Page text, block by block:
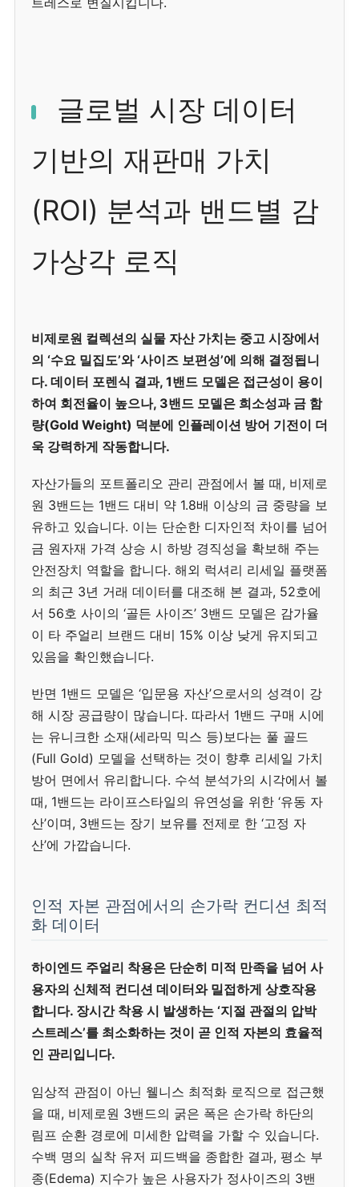
글로벌 시장 데이터
기반의 재판매 가치
(ROI) 분석과 밴드별 감
가상각 로직
비제로원 컬렉션의 실물 자산 가치는 중고 시장에서
의 ‘수요 밀집도’와 ‘사이즈 보편성’에 의해 결정됩니
다. 데이터 포렌식 결과, 1밴드 모델은 접근성이 용이
하여 회전율이 높으나, 3밴드 모델은 희소성과 금 함
량(Gold Weight) 덕분에 인플레이션 방어 기전이 더
욱 강력하게 작동합니다.
자산가들의 포트폴리오 관리 관점에서 볼 때, 비제로
원 3밴드는 1밴드 대비 약 1.8배 이상의 금 중량을 보
유하고 있습니다. 이는 단순한 디자인적 차이를 넘어
금 원자재 가격 상승 시 하방 경직성을 확보해 주는
안전장치 역할을 합니다. 해외 럭셔리 리세일 플랫폼
의 최근 3년 거래 데이터를 대조해 본 결과, 52호에
서 56호 사이의 ‘골든 사이즈’ 3밴드 모델은 감가율
이 타 주얼리 브랜드 대비 15% 이상 낮게 유지되고
있음을 확인했습니다.
반면 1밴드 모델은 ‘입문용 자산’으로서의 성격이 강
해 시장 공급량이 많습니다. 따라서 1밴드 구매 시에
는 유니크한 소재(세라믹 믹스 등)보다는 풀 골드
(Full Gold) 모델을 선택하는 것이 향후 리세일 가치
방어 면에서 유리합니다. 수석 분석가의 시각에서 볼
때, 1밴드는 라이프스타일의 유연성을 위한 ‘유동 자
산’이며, 3밴드는 장기 보유를 전제로 한 ‘고정 자
산’에 가깝습니다.
인적 자본 관점에서의 손가락 컨디션 최적
화 데이터
하이엔드 주얼리 착용은 단순히 미적 만족을 넘어 사
용자의 신체적 컨디션 데이터와 밀접하게 상호작용
합니다. 장시간 착용 시 발생하는 ‘지절 관절의 압박
스트레스’를 최소화하는 것이 곧 인적 자본의 효율적
인 관리입니다.
임상적 관점이 아닌 웰니스 최적화 로직으로 접근했
을 때, 비제로원 3밴드의 굵은 폭은 손가락 하단의
림프 순환 경로에 미세한 압력을 가할 수 있습니다.
수백 명의 실착 유저 피드백을 종합한 결과, 평소 부
종(Edema) 지수가 높은 사용자가 정사이즈의 3밴